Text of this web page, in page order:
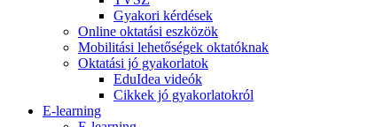
Gyakori kérdések
Online oktatási eszközök
Mobilitási lehetőségek oktatóknak
Oktatási jó gyakorlatok
EduIdea videók
Cikkek jó gyakorlatokról
E-learning